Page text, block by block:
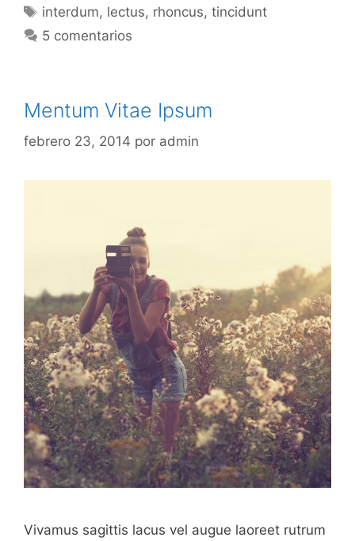
Etiquetas
interdum, lectus, rhoncus,tincidunt
5 comentarios
Mentum Vitae Ipsum
febrero 23, 2014 por admin
Vivamus sagittis lacus vel augue laoreet rutrum